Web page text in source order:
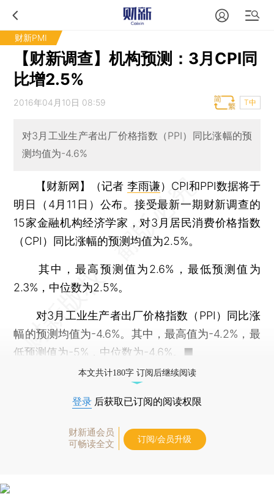
财新PMI
【财新调查】机构预测：3月CPI同
比增2.5%
2016年04月10日 08:59 T中
对3月工业生产者出厂价格指数（PPI）同比涨幅的预
测均值为-4.6%
【财新网】（记者 李雨谦） CPI和PPI数据将于
明日（4月11日）公布。接受最新一期财新调查的
15家金融机构经济学家，对3月居民消费价格指数
（CPI）同比涨幅的预测均值为2.5%。
其中，最高预测值为2.6%，最低预测值为
2.3%，中位数为2.5%。
对3月工业生产者出厂价格指数（PPI）同比涨
幅的预测均值为-4.6%。其中，最高值为-4.2%，最
低预测值为-5%，中位数为-4.6%。■
本文共计180字 订阅后继续阅读
登录 后获取已订阅的阅读权限
财新通会员
可畅读全文
订阅/会员升级